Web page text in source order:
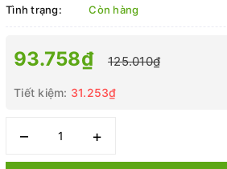
Tình trạng:
Còn hàng
93.758₫ 125.010₫
Tiết kiệm: 31.253₫
– +